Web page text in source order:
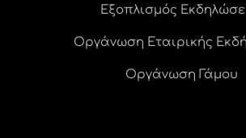
Εξοπλισμός
Οργάνωση Εταιρικής
Οργάνωση Γάμου